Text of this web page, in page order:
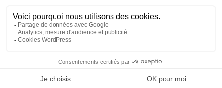
Gestion des cookies
Crédit photos : ©Sud Radio / Pierre Olivier
Jacques Cardoze
Le Grand Matin
Noémie Halioua
Les débats de l'été